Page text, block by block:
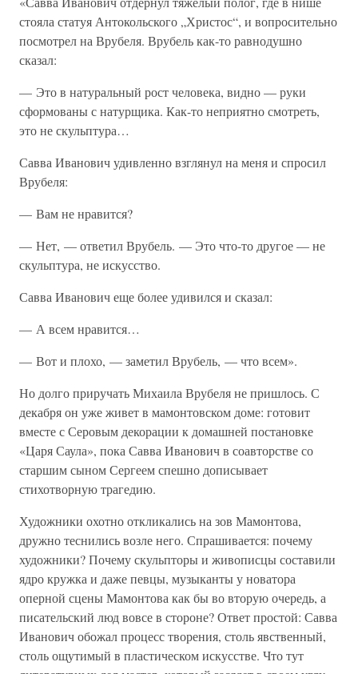
стояла статуя Антокольского „Христос“, и вопросительно
посмотрел на Врубеля. Врубель как-то равнодушно
сказал:
— Это в натуральный рост человека, видно — руки
сформованы с натурщика. Как-то неприятно смотреть,
это не скульптура…
Савва Иванович удивленно взглянул на меня и спросил
Врубеля:
— Вам не нравится?
— Нет, — ответил Врубель. — Это что-то другое — не
скульптура, не искусство.
Савва Иванович еще более удивился и сказал:
— А всем нравится…
— Вот и плохо, — заметил Врубель, — что всем».
Но долго приручать Михаила Врубеля не пришлось. С
декабря он уже живет в мамонтовском доме: готовит
вместе с Серовым декорации к домашней постановке
«Царя Саула», пока Савва Иванович в соавторстве со
старшим сыном Сергеем спешно дописывает
стихотворную трагедию.
Художники охотно откликались на зов Мамонтова,
дружно теснились возле него. Спрашивается: почему
художники? Почему скульпторы и живописцы составили
ядро кружка и даже певцы, музыканты у новатора
оперной сцены Мамонтова как бы во вторую очередь, а
писательский люд вовсе в стороне? Ответ простой: Савва
Иванович обожал процесс творения, столь явственный,
столь ощутимый в пластическом искусстве. Что тут